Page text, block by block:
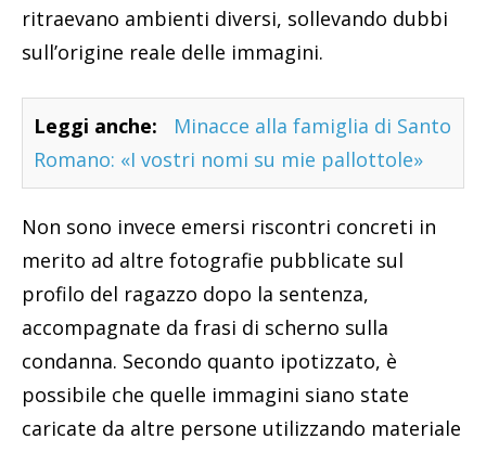
ritraevano ambienti diversi, sollevando dubbi
sull’origine reale delle immagini.
Leggi anche:
Minacce alla famiglia di Santo
Romano: «I vostri nomi su mie pallottole»
Non sono invece emersi riscontri concreti in
merito ad altre fotografie pubblicate sul
profilo del ragazzo dopo la sentenza,
accompagnate da frasi di scherno sulla
condanna. Secondo quanto ipotizzato, è
possibile che quelle immagini siano state
caricate da altre persone utilizzando materiale